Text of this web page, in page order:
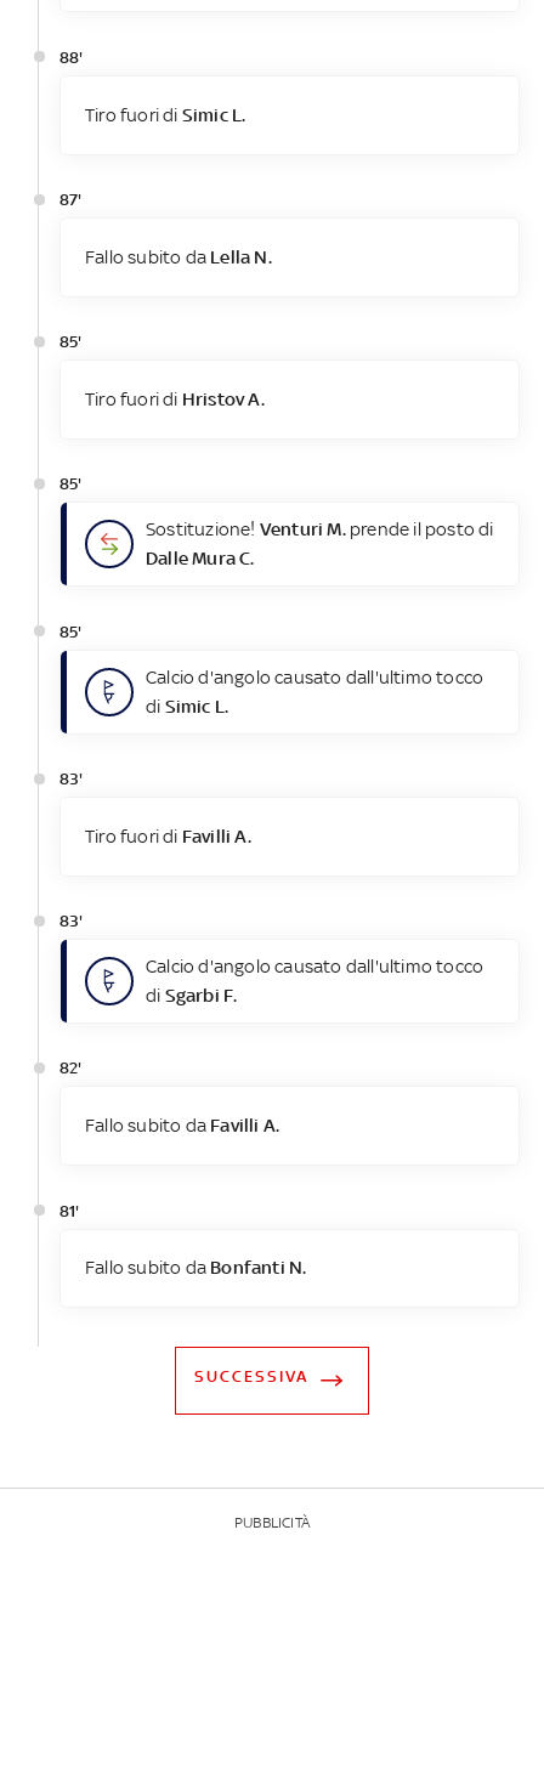
88'
Tiro fuori di Simic L.
87'
Fallo subito da Lella N.
85'
Tiro fuori di Hristov A.
85'
Sostituzione! Venturi M.prende il posto di
Dalle Mura C.
85'
Calcio d'angolo causato dall'ultimo tocco
di Simic L.
83'
Tiro fuori di Favilli A.
83'
Calcio d'angolo causato dall'ultimo tocco
di Sgarbi F.
82'
Fallo subito da Favilli A.
81'
Fallo subito da Bonfanti N.
SUCCESSIVA
PUBBLICITÀ